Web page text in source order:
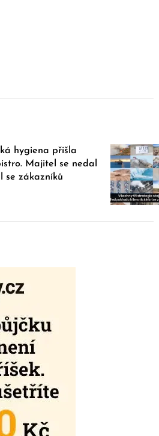
hygiena přišla
Majitel se nedal
se zákazníků